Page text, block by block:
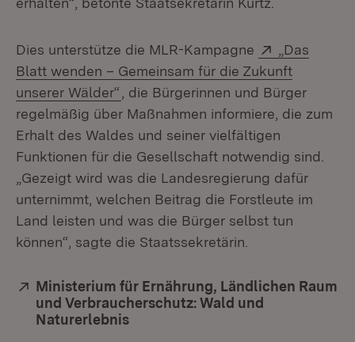
Dies unterstütze die MLR-Kampagne Extern:
„Das
Blatt wenden – Gemeinsam für die Zukunft
unserer Wälder“ (Öffnet in neuem Fenster)
, die Bürgerinnen und Bürger
regelmäßig über Maßnahmen informiere, die zum
Erhalt des Waldes und seiner vielfältigen
Funktionen für die Gesellschaft notwendig sind.
„Gezeigt wird was die Landesregierung dafür
unternimmt, welchen Beitrag die Forstleute im
Land leisten und was die Bürger selbst tun
können“, sagte die Staatssekretärin.
Extern:
Ministerium für Ernährung, Ländlichen Raum
und Verbraucherschutz: Wald und
Naturerlebnis